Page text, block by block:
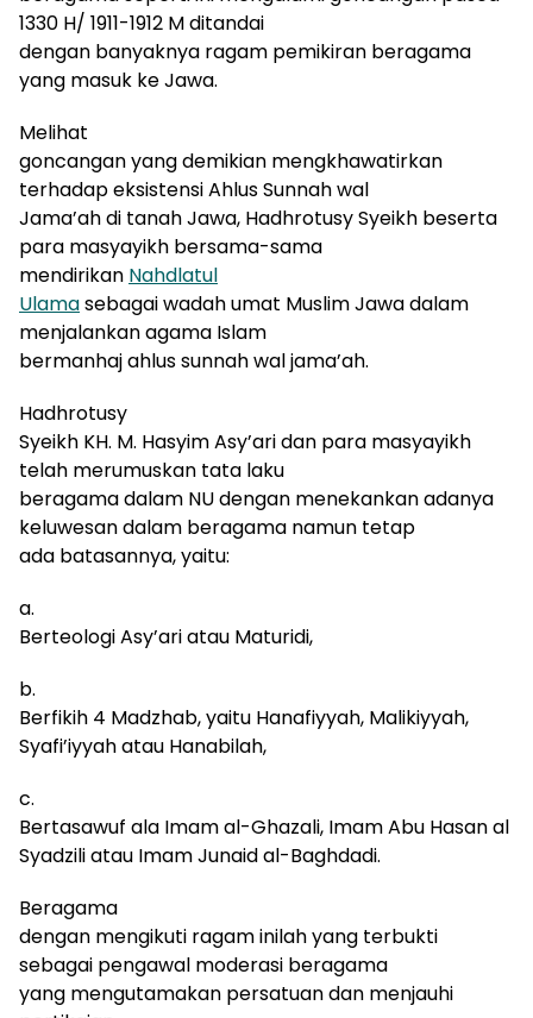
1330 H/ 1911-1912 M ditandai
dengan banyaknya ragam pemikiran beragama
yang masuk ke Jawa.
Melihat
goncangan yang demikian mengkhawatirkan
terhadap eksistensi Ahlus Sunnah wal
Jama’ah di tanah Jawa, Hadhrotusy Syeikh beserta
para masyayikh bersama-sama
mendirikan Nahdlatul
Ulamasebagai wadah umat Muslim Jawa dalam
menjalankan agama Islam
bermanhaj ahlus sunnah wal jama’ah.
Hadhrotusy
Syeikh KH. M. Hasyim Asy’ari dan para masyayikh
telah merumuskan tata laku
beragama dalam NU dengan menekankan adanya
keluwesan dalam beragama namun tetap
ada batasannya, yaitu:
a.
Berteologi Asy’ari atau Maturidi,
b.
Berfikih 4 Madzhab, yaitu Hanafiyyah, Malikiyyah,
Syafi’iyyah atau Hanabilah,
c.
Bertasawuf ala Imam al-Ghazali, Imam Abu Hasan al
Syadzili atau Imam Junaid al-Baghdadi.
Beragama
dengan mengikuti ragam inilah yang terbukti
sebagai pengawal moderasi beragama
yang mengutamakan persatuan dan menjauhi